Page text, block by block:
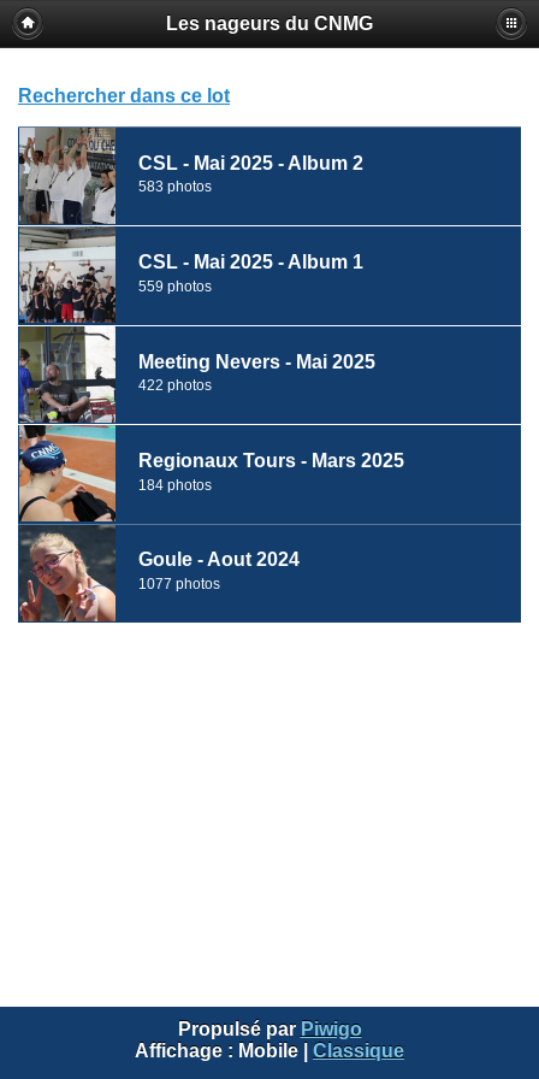
Les nageurs du CNMG
Rechercher dans ce lot
CSL - Mai 2025 - Album 2
583 photos
CSL - Mai 2025 - Album 1
559 photos
Meeting Nevers - Mai 2025
422 photos
Regionaux Tours - Mars 2025
184 photos
Goule - Aout 2024
1077 photos
Propulsé par Piwigo
Affichage : Mobile Classique